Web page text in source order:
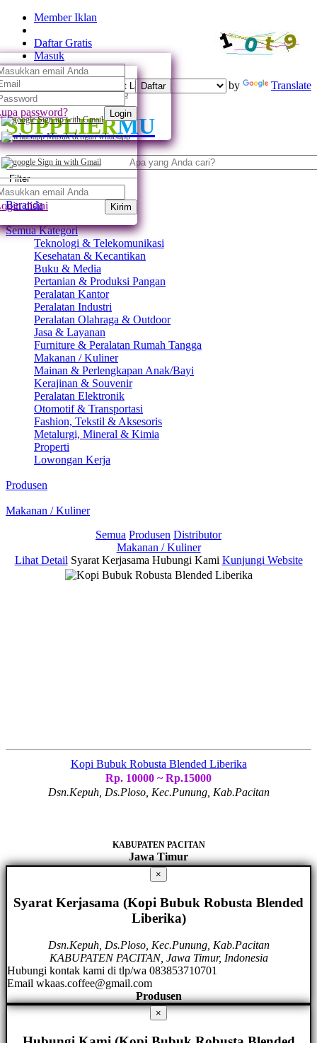
Member Iklan
Daftar Gratis
Daftar
Daftar dengan whatsapp
Sign up with Gmail
Masuk
password? Login
Masuk dengan whatsapp
Sign in with Gmail
disini Kirim
Powered by Translate
SUPPLIERMU
Filter
Beranda
Semua Kategori
Teknologi & Telekomunikasi
Kesehatan & Kecantikan
Buku & Media
Pertanian & Produksi Pangan
Peralatan Kantor
Peralatan Industri
Peralatan Olahraga & Outdoor
Jasa & Layanan
Furniture & Peralatan Rumah Tangga
Makanan / Kuliner
Mainan & Perlengkapan Anak/Bayi
Kerajinan & Souvenir
Peralatan Elektronik
Otomotif & Transportasi
Fashion, Tekstil & Aksesoris
Metalurgi, Mineral & Kimia
Properti
Lowongan Kerja
Produsen
Makanan / Kuliner
Semua Produsen Distributor
Makanan / Kuliner
Lihat Detail Syarat Kerjasama Hubungi Kami Kunjungi Website
Kopi Bubuk Robusta Blended Liberika
Rp. 10000 ~ Rp.15000
Dsn.Kepuh, Ds.Ploso, Kec.Punung, Kab.Pacitan
KABUPATEN PACITAN
Jawa Timur
×
Syarat Kerjasama (Kopi Bubuk Robusta Blended
Liberika)
Dsn.Kepuh, Ds.Ploso, Kec.Punung, Kab.Pacitan
KABUPATEN PACITAN, Jawa Timur, Indonesia
Hubungi kontak kami di tlp/wa 083853710701
Email wkaas.coffee@gmail.com
Produsen
×